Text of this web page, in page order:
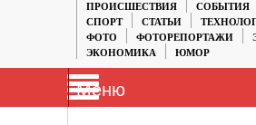
ПРОИСШЕСТВИЯ
СОБЫТИЯ
СПОРТ
СТАТЬИ
ФОТО
ФОТОРЕПОРТАЖИ
ЭКОНОМИКА
ЮМОР
Меню